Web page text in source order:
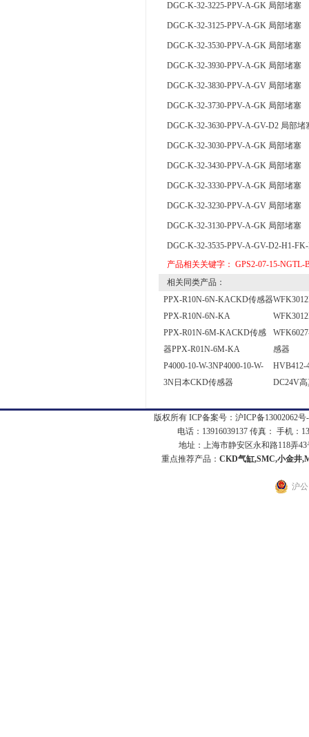
DGC-K-32-3225-PPV-A-GK 局部堵塞
DGC-K-32-3125-PPV-A-GK 局部堵塞
DGC-K-32-3530-PPV-A-GK 局部堵塞
DGC-K-32-3930-PPV-A-GK 局部堵塞
DGC-K-32-3830-PPV-A-GV 局部堵塞
DGC-K-32-3730-PPV-A-GK 局部堵塞
DGC-K-32-3630-PPV-A-GV-D2 局部堵
DGC-K-32-3030-PPV-A-GK 局部堵塞
DGC-K-32-3430-PPV-A-GK 局部堵塞
DGC-K-32-3330-PPV-A-GK 局部堵塞
DGC-K-32-3230-PPV-A-GV 局部堵塞
DGC-K-32-3130-PPV-A-GK 局部堵塞
DGC-K-32-3535-PPV-A-GV-D2-H1-
产品相关关键字： GPS2-07-15-NGTL-
相关同类产品：
PPX-R10N-6N-KACKD传感器
PPX-R10N-6N-KA
PPX-R01N-6M-KACKD传感
器PPX-R01N-6M-KA
感器
P4000-10-W-3NP4000-10-W-
3N日本CKD传感器
HVB412-
DC24V
版权所有 ICP备案号： 沪ICP备13002062号
电话：13916039137 传真： 手机：
地址：上海市静安区永和路118弄43
重点推荐产品： CKD气缸,SMC,小金井
沪公